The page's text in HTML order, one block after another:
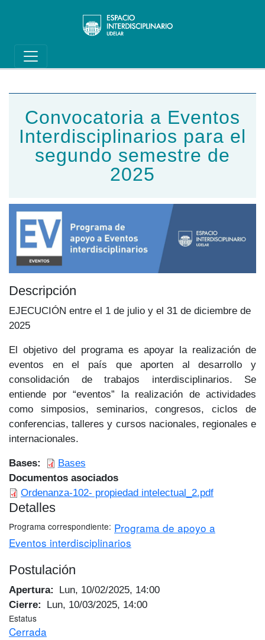
Main navigation
Convocatoria a Eventos
Interdisciplinarios para el
segundo semestre de
2025
Descripción
EJECUCIÓN entre el 1 de julio y el 31 de diciembre de
2025
El objetivo del programa es apoyar la realización de
eventos en el país que aporten al desarrollo y
consolidación de trabajos interdisciplinarios. Se
entiende por “eventos” la realización de actividades
como simposios, seminarios, congresos, ciclos de
conferencias, talleres y cursos nacionales, regionales e
internacionales.
Bases
Bases
Documentos asociados
Ordenanza-102- propiedad intelectual_2.pdf
Detalles
Programa correspondiente Programa de apoyo a
Eventos interdisciplinarios
Postulación
Apertura
Lun, 10/02/2025, 14:00
Cierre
Lun, 10/03/2025, 14:00
Estatus
Cerrada